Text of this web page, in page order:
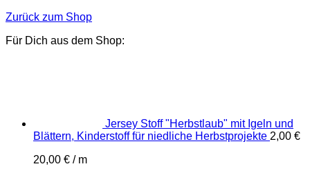
Zurück zum Shop
Für Dich aus dem Shop:
Jersey Stoff "Herbstlaub" mit Igeln und
Blättern, Kinderstoff für niedliche Herbstprojekte 2,00 €
20,00 € / m